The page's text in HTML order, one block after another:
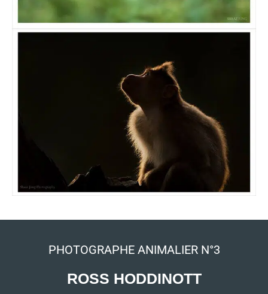
PHOTOGRAPHE ANIMALIER N°3
ROSS HODDINOTT